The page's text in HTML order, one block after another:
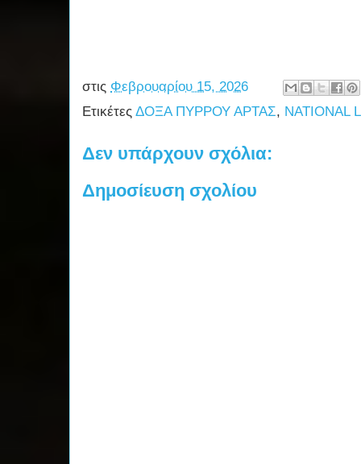
στις Φεβρουαρίου 15, 2026
Ετικέτες ΔΟΞΑ ΠΥΡΡΟΥ ΑΡΤΑΣ, NATIONAL
Δεν υπάρχουν σχόλια:
Δημοσίευση σχολίου